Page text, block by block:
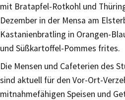
mit Bratapfel-Rotkohl und
Dezember in der Mensa am
Kastanienbratling in Orangen-
und Süßkartoffel-Pommes frites.
Die Mensen und Cafeterien des
sind aktuell für den Vor-Ort-
mitnahmefähigen Speisen und